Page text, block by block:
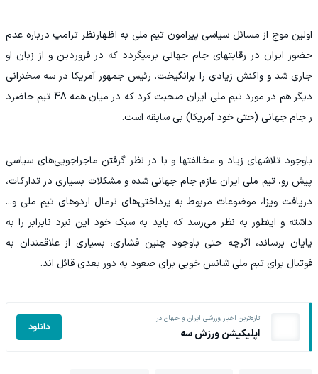
اولین موج از مسائل سیاسی پیرامون تیم ملی به اظهارنظر ترامپ درباره عدم
حضور ایران در رقابتهای جام جهانی برمیگردد که در فروردین و از زبان او
جاری شد و واکنش زیادی را برانگیخت. رئیس جمهور آمریکا در سه سخنرانی
دیگر هم در مورد تیم ملی ایران صحبت کرد که در میان همه 48 تیم حاضرد
ر جام جهانی (حتی خود آمریکا) بی سابقه است.
باوجود تلاشهای زیاد و مخالفتها و با در نظر گرفتن ماجراجویی‌های سیاسی
پیش رو، تیم ملی ایران عازم جام جهانی شده و مشکلات بسیاری در تدارکات،
دریافت ویزا، موضوعات مربوط به پرداختی‌های نرمال اردوهای تیم ملی و...
داشته و اینطور به نظر می‌رسد که باید به سبک خود این نبرد نابرابر را به
پایان برساند، اگرچه حتی باوجود چنین فشاری، بسیاری از علاقمندان به
فوتبال برای تیم ملی شانس خوبی برای صعود به دور بعدی قائل اند.
تازه‌ترین اخبار ورزشی ایران و جهان در
اپلیکیشن ورزش سه دانلود